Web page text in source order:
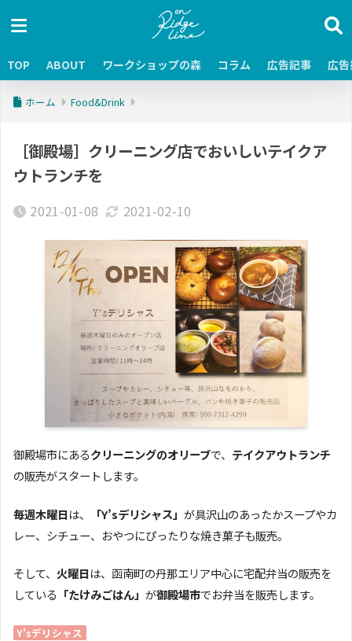
TOP ABOUT ワークショップの森 コラム 広告記事 広
ホーム Food&Drink
［御殿場］クリーニング店でおいしいテイクア
ウトランチを
2021-01-08 2021-02-10
御殿場市にあるクリーニングのオリーブで、 テイクアウトランチ
の販売がスタートします。
毎週木曜日は、 「Y’sデリシャス」 が具沢山のあったかスープやカ
レー、シチュー、おやつにぴったりな焼き菓子も販売。
そして、 火曜日は、函南町の丹那エリア中心に宅配弁当の販売を
している 「たけみごはん」 が御殿場市でお弁当を販売します。
Y’sデリシャス